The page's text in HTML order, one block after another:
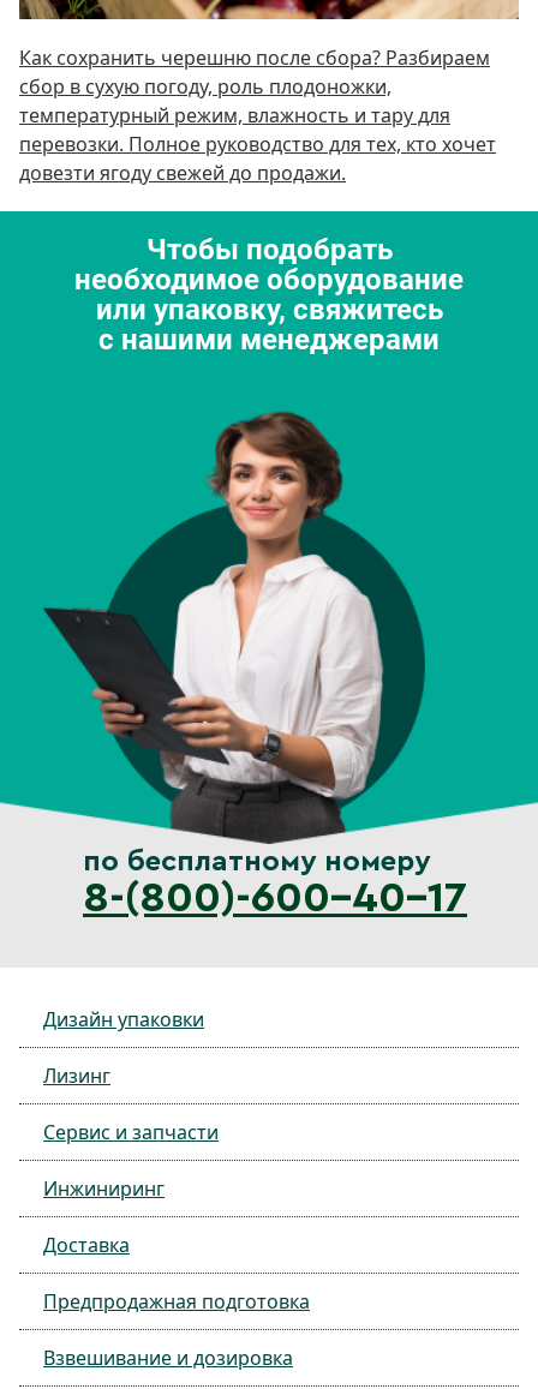
Как сохранить черешню после сбора? Разбираем
сбор в сухую погоду, роль плодоножки,
температурный режим, влажность и тару для
перевозки. Полное руководство для тех, кто хочет
довезти ягоду свежей до продажи.
Чтобы подобрать
необходимое оборудование
или упаковку, свяжитесь
с нашими менеджерами
по бесплатному номеру
8-(800)-600-40-17
Дизайн упаковки
Лизинг
Сервис и запчасти
Инжиниринг
Доставка
Предпродажная подготовка
Взвешивание и дозировка